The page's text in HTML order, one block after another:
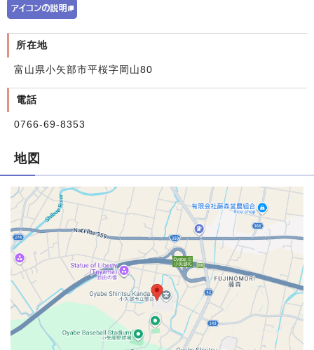
所在地
富山県小矢部市平桜字岡山80
電話
0766-69-8353
地図